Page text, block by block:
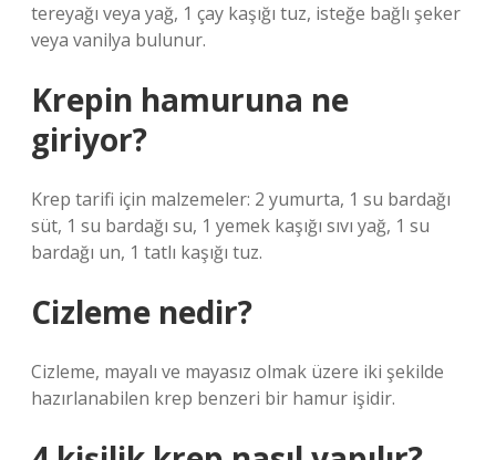
tereyağı veya yağ, 1 çay kaşığı tuz, isteğe bağlı şeker
veya vanilya bulunur.
Krepin hamuruna ne
giriyor?
Krep tarifi için malzemeler: 2 yumurta, 1 su bardağı
süt, 1 su bardağı su, 1 yemek kaşığı sıvı yağ, 1 su
bardağı un, 1 tatlı kaşığı tuz.
Cizleme nedir?
Cizleme, mayalı ve mayasız olmak üzere iki şekilde
hazırlanabilen krep benzeri bir hamur işidir.